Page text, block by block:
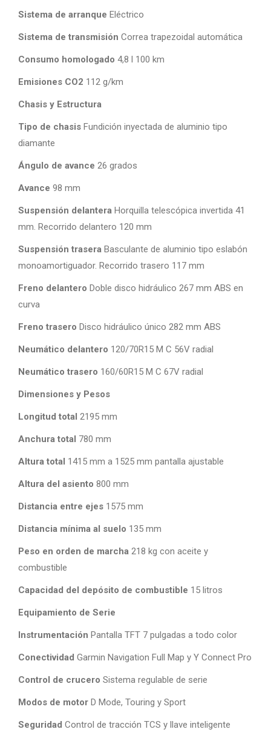
Sistema de arranque Eléctrico
Sistema de transmisión Correa trapezoidal automática
Consumo homologado 4,8 l 100 km
Emisiones CO2 112 g/km
Chasis y Estructura
Tipo de chasis Fundición inyectada de aluminio tipo
diamante
Ángulo de avance 26 grados
Avance 98 mm
Suspensión delantera Horquilla telescópica invertida 41
mm. Recorrido delantero 120 mm
Suspensión trasera Basculante de aluminio tipo eslabón
monoamortiguador. Recorrido trasero 117 mm
Freno delantero Doble disco hidráulico 267 mm ABS en
curva
Freno trasero Disco hidráulico único 282 mm ABS
Neumático delantero 120/70R15 M C 56V radial
Neumático trasero 160/60R15 M C 67V radial
Dimensiones y Pesos
Longitud total 2195 mm
Anchura total 780 mm
Altura total 1415 mm a 1525 mm pantalla ajustable
Altura del asiento 800 mm
Distancia entre ejes 1575 mm
Distancia mínima al suelo 135 mm
Peso en orden de marcha 218 kg con aceite y
combustible
Capacidad del depósito de combustible 15 litros
Equipamiento de Serie
Instrumentación Pantalla TFT 7 pulgadas a todo color
Conectividad Garmin Navigation Full Map y Y Connect Pro
Control de crucero Sistema regulable de serie
Modos de motor D Mode, Touring y Sport
Seguridad Control de tracción TCS y llave inteligente